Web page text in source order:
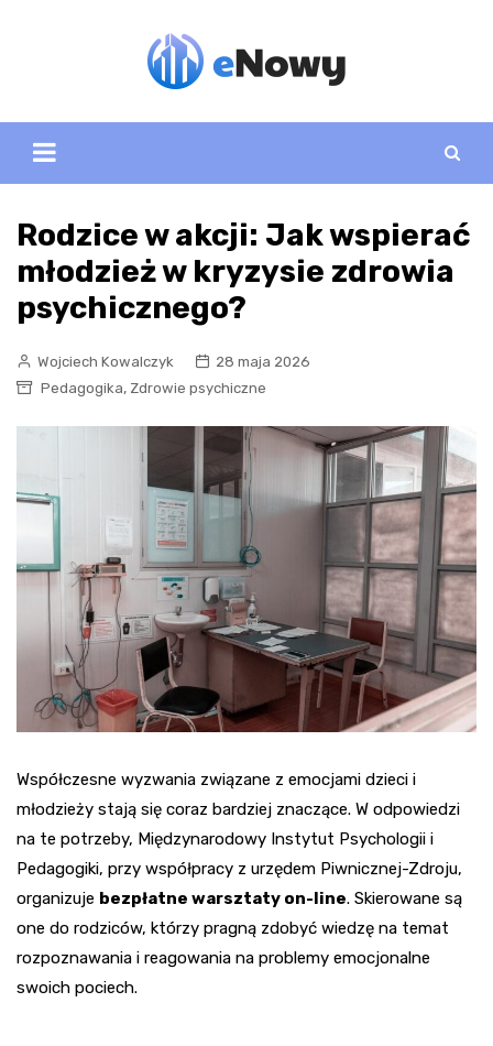
Rodzice w akcji: Jak wspierać
młodzież w kryzysie zdrowia
psychicznego?
Wojciech Kowalczyk
28 maja 2026
Pedagogika, Zdrowie psychiczne
Współczesne wyzwania związane z emocjami dzieci i
młodzieży stają się coraz bardziej znaczące. W odpowiedzi
na te potrzeby, Międzynarodowy Instytut Psychologii i
Pedagogiki, przy współpracy z urzędem Piwnicznej-Zdroju,
organizuje bezpłatne warsztaty on-line. Skierowane są
one do rodziców, którzy pragną zdobyć wiedzę na temat
rozpoznawania i reagowania na problemy emocjonalne
swoich pociech.